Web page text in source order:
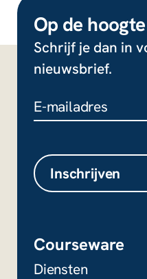
Op de
Schrijf je dan in
nieuwsbrief.
F
a
e
b
o
k
Inschrijven
Courseware
Diensten